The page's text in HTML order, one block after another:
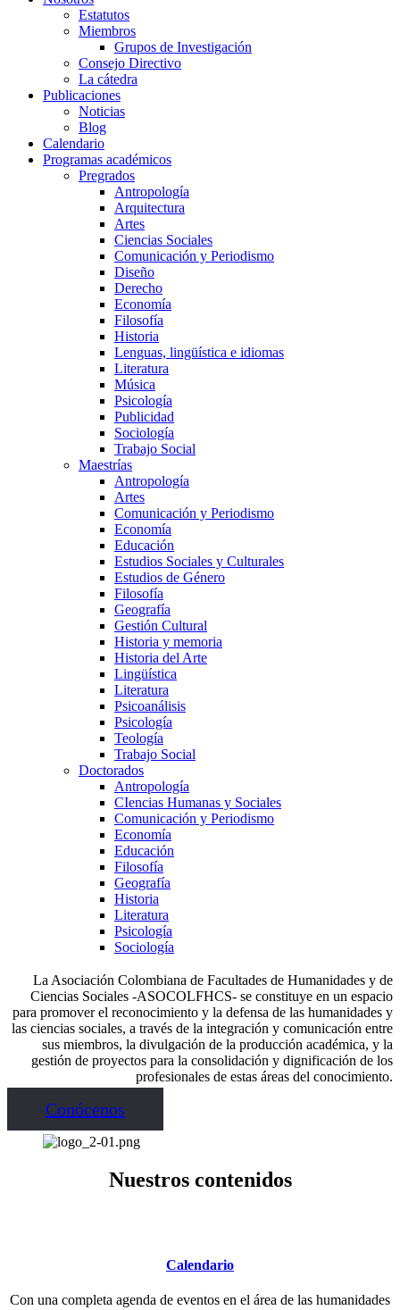
Estatutos
Miembros
Grupos de Investigación
Consejo Directivo
La cátedra
Publicaciones
Noticias
Blog
Calendario
Programas académicos
Pregrados
Antropología
Arquitectura
Artes
Ciencias Sociales
Comunicación y Periodismo
Diseño
Derecho
Economía
Filosofía
Historia
Lenguas, lingüística e idiomas
Literatura
Música
Psicología
Publicidad
Sociología
Trabajo Social
Maestrías
Antropología
Artes
Comunicación y Periodismo
Economía
Educación
Estudios Sociales y Culturales
Estudios de Género
Filosofía
Geografía
Gestión Cultural
Historia y memoria
Historia del Arte
Lingüística
Literatura
Psicoanálisis
Psicología
Teología
Trabajo Social
Doctorados
Antropología
CIencias Humanas y Sociales
Comunicación y Periodismo
Economía
Educación
Filosofía
Geografía
Historia
Literatura
Psicología
Sociología
La Asociación Colombiana de Facultades de Humanidades y de
Ciencias Sociales -ASOCOLFHCS- se constituye en un espacio
para promover el reconocimiento y la defensa de las humanidades y
las ciencias sociales, a través de la integración y comunicación entre
sus miembros, la divulgación de la producción académica, y la
gestión de proyectos para la consolidación y dignificación de los
profesionales de estas áreas del conocimiento.
Conócenos
Nuestros contenidos
Calendario
Con una completa agenda de eventos en el área de las humanidades